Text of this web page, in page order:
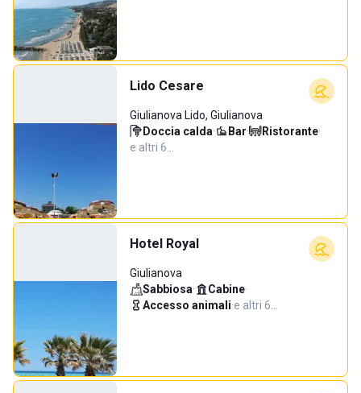
Lido Cesare
Giulianova Lido, Giulianova
Doccia calda· Bar· Ristorante·
e altri 6…
Hotel Royal
Giulianova
Sabbiosa· Cabine·
Accesso animali·e altri 6…